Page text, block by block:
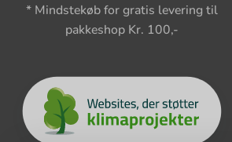
* Mindstekøb for gratis levering til
pakkeshop Kr. 100,-